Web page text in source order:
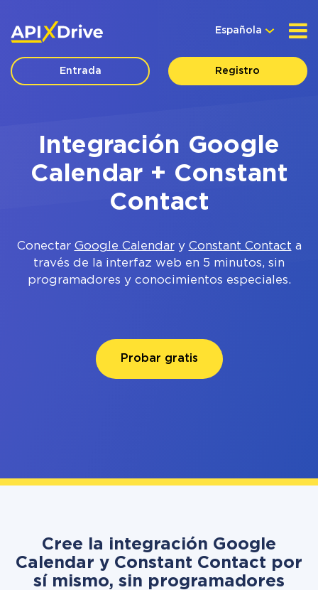
Española
Entrada Registro
Integración Google
Calendar + Constant
Contact
Conectar Google Calendary Constant Contact a
través de la interfaz web en 5 minutos, sin
programadores y conocimientos especiales.
Probar gratis
Cree la integración Google
Calendar y Constant Contact por
sí mismo, sin programadores